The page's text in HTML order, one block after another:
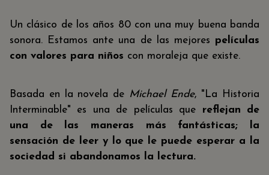
Un clásico de los años 80 con una muy buena banda
sonora. Estamos ante una de las mejores películas
con valores para niños con moraleja que existe.
Basada en la novela de Michael Ende, "La Historia
Interminable" es una de películas que reflejan de
una de las maneras más fantásticas; la
sensación de leer y lo que le puede esperar a la
sociedad si abandonamos la lectura.